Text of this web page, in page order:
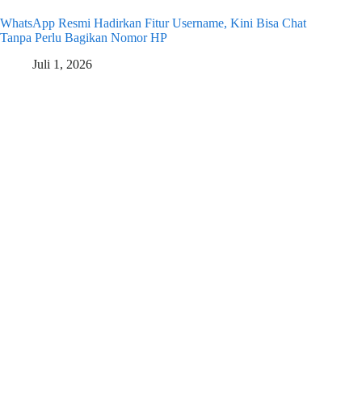
WhatsApp Resmi Hadirkan Fitur Username, Kini Bisa Chat
Tanpa Perlu Bagikan Nomor HP
Juli 1, 2026